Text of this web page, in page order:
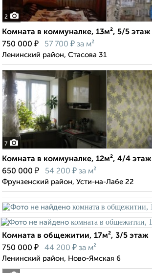
2
Комната в коммуналке, 13м², 5/5 этаж
750 000 ₽ 57 700 ₽ за м²
Ленинский район, Стасова 31
7
Комната в коммуналке, 12м², 4/4 этаж
650 000 ₽ 54 200 ₽ за м²
Фрунзенский район, Усти-на-Лабе 22
Комната в общежитии, 17м², 3/5 этаж
750 000 ₽ 44 200 ₽ за м²
Ленинский район, Ново-Ямская 6